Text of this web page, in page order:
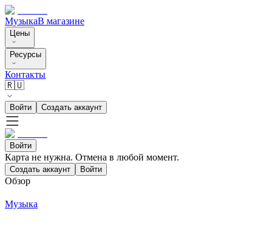
МузыкаВ магазине
Цены
Ресурсы
Контакты
🇷🇺
Войти Создать аккаунт
Войти
Карта не нужна. Отмена в любой момент.
Создать аккаунт Войти
Обзор
Музыка